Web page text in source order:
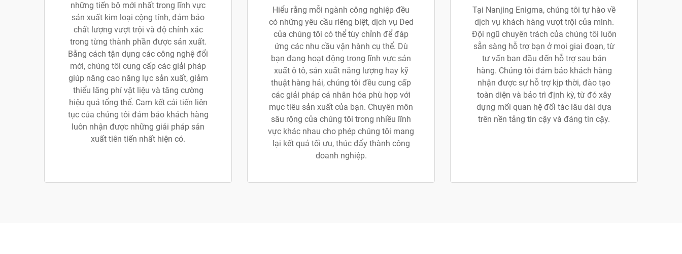
những tiến bộ mới nhất trong lĩnh vực
sản xuất kim loại cộng tính, đảm bảo
chất lượng vượt trội và độ chính xác
trong từng thành phần được sản xuất.
Bằng cách tận dụng các công nghệ đổi
mới, chúng tôi cung cấp các giải pháp
giúp nâng cao năng lực sản xuất, giảm
thiểu lãng phí vật liệu và tăng cường
hiệu quả tổng thể. Cam kết cải tiến liên
tục của chúng tôi đảm bảo khách hàng
luôn nhận được những giải pháp sản
xuất tiên tiến nhất hiện có.
Hiểu rằng mỗi ngành công nghiệp đều
có những yêu cầu riêng biệt, dịch vụ Ded
của chúng tôi có thể tùy chỉnh để đáp
ứng các nhu cầu vận hành cụ thể. Dù
bạn đang hoạt động trong lĩnh vực sản
xuất ô tô, sản xuất năng lượng hay kỹ
thuật hàng hải, chúng tôi đều cung cấp
các giải pháp cá nhân hóa phù hợp với
mục tiêu sản xuất của bạn. Chuyên môn
sâu rộng của chúng tôi trong nhiều lĩnh
vực khác nhau cho phép chúng tôi mang
lại kết quả tối ưu, thúc đẩy thành công
doanh nghiệp.
Tại Nanjing Enigma, chúng tôi tự hào về
dịch vụ khách hàng vượt trội của mình.
Đội ngũ chuyên trách của chúng tôi luôn
sẵn sàng hỗ trợ bạn ở mọi giai đoạn, từ
tư vấn ban đầu đến hỗ trợ sau bán
hàng. Chúng tôi đảm bảo khách hàng
nhận được sự hỗ trợ kịp thời, đào tạo
toàn diện và bảo trì định kỳ, từ đó xây
dựng mối quan hệ đối tác lâu dài dựa
trên nền tảng tin cậy và đáng tin cậy.